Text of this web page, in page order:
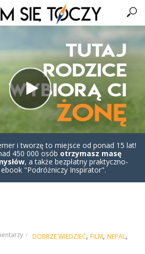
i tworzę to miejsce od ponad 15 lat!
450 000 osób otrzymasz masę
, a także bezpłatny praktyczno-
"Podróżniczy Inspirator".
DOBRZE WIEDZIEĆ, FILM, NEPAL,